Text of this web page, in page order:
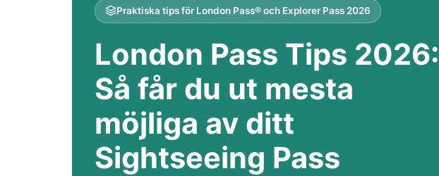
Praktiska tips för London Pass® och Explorer Pass 2026
London Pass Tips 2026:
Så får du ut mesta
möjliga av ditt
Sightseeing Pass